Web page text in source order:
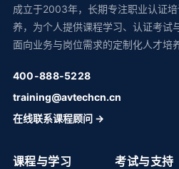
成立于2003年，长期专注职业认证
养，为个人提供课程学习、认证考试
面向业务与岗位需求的定制化人才培
400-888-5228
training@avtechcn.cn
在线联系课程顾问 →
课程与学习 考试与支持